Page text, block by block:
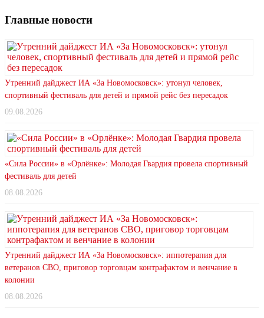
Главные новости
Утренний дайджест ИА «За Новомосковск»: утонул человек,
спортивный фестиваль для детей и прямой рейс без пересадок
09.08.2026
«Сила России» в «Орлёнке»: Молодая Гвардия провела спортивный
фестиваль для детей
08.08.2026
Утренний дайджест ИА «За Новомосковск»: иппотерапия для
ветеранов СВО, приговор торговцам контрафактом и венчание в
колонии
08.08.2026